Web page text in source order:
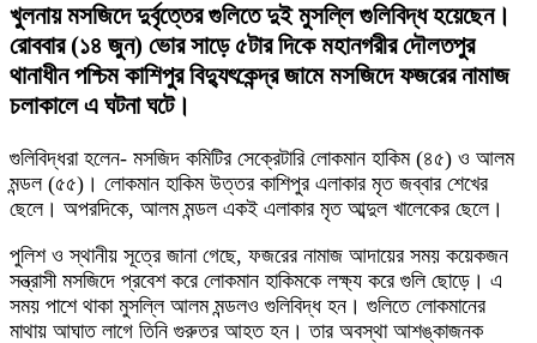
খুলনায় মসজিদে দুর্বৃত্তের গুলিতে দুই মুসল্লি গুলিবিদ্ধ হয়েছেন।
রোববার (১৪ জুন) ভোর সাড়ে ৫টার দিকে মহানগরীর দৌলতপুর
থানাধীন পশ্চিম কাশিপুর বিদ্যুৎকেন্দ্র জামে মসজিদে ফজরের নামাজ
চলাকালে এ ঘটনা ঘটে।
গুলিবিদ্ধরা হলেন- মসজিদ কমিটির সেক্রেটারি লোকমান হাকিম (৪৫) ও আলম
মন্ডল (৫৫)। লোকমান হাকিম উত্তর কাশিপুর এলাকার মৃত জব্বার শেখের
ছেলে। অপরদিকে, আলম মন্ডল একই এলাকার মৃত আব্দুল খালেকের ছেলে।
পুলিশ ও স্থানীয় সূত্রে জানা গেছে, ফজরের নামাজ আদায়ের সময় কয়েকজন
সন্ত্রাসী মসজিদে প্রবেশ করে লোকমান হাকিমকে লক্ষ্য করে গুলি ছোড়ে। এ
সময় পাশে থাকা মুসল্লি আলম মন্ডলও গুলিবিদ্ধ হন। গুলিতে লোকমানের
মাথায় আঘাত লাগে তিনি গুরুতর আহত হন। তার অবস্থা আশঙ্কাজনক